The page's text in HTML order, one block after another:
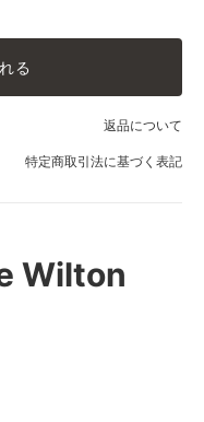
る
返品について
特定商取引法に基づく表記
Wilton